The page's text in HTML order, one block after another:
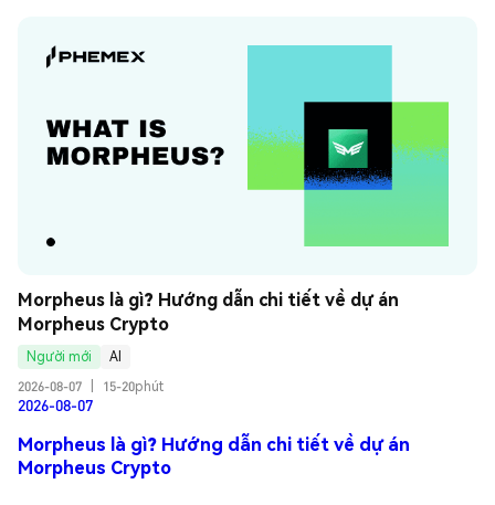
Morpheus là gì? Hướng dẫn chi tiết về dự án
Morpheus Crypto
Người mới
AI
2026-08-07
15-20phút
2026-08-07
Morpheus là gì? Hướng dẫn chi tiết về dự án
Morpheus Crypto